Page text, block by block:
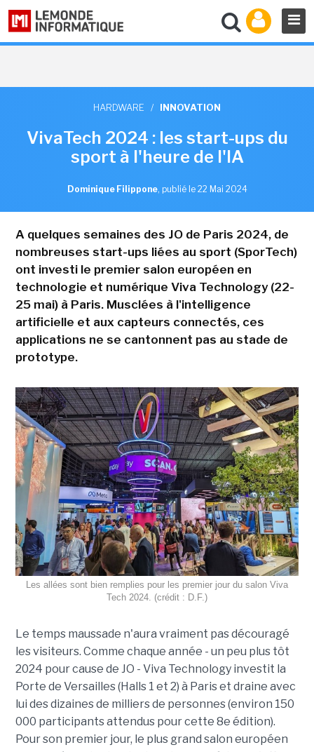
HARDWARE / INNOVATION
VivaTech 2024 : les start-ups du
sport à l'heure de l'IA
Dominique Filippone, publié le 22 Mai 2024
A quelques semaines des JO de Paris 2024, de
nombreuses start-ups liées au sport (SporTech)
ont investi le premier salon européen en
technologie et numérique Viva Technology (22-
25 mai) à Paris. Musclées à l'intelligence
artificielle et aux capteurs connectés, ces
applications ne se cantonnent pas au stade de
prototype.
Les allées sont bien remplies pour les premier jour du salon Viva
Tech 2024. (crédit : D.F.)
Le temps maussade n'aura vraiment pas découragé
les visiteurs. Comme chaque année - un peu plus tôt
2024 pour cause de JO - Viva Technology investit la
Porte de Versailles (Halls 1 et 2) à Paris et draine avec
lui des dizaines de milliers de personnes (environ 150
000 participants attendus pour cette 8e édition).
Pour son premier jour, le plus grand salon européen